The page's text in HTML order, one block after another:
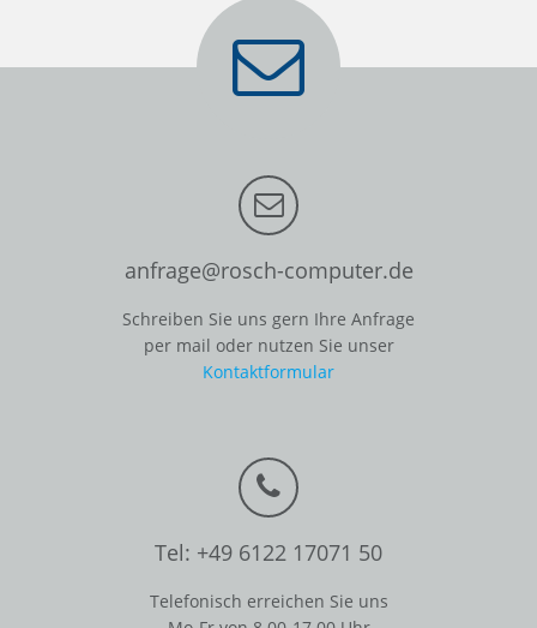
anfrage@rosch-computer.de
Schreiben Sie uns gern Ihre Anfrage
per mail oder nutzen Sie unser
Kontaktformular
Tel: +49 6122 17071 50
Telefonisch erreichen Sie uns